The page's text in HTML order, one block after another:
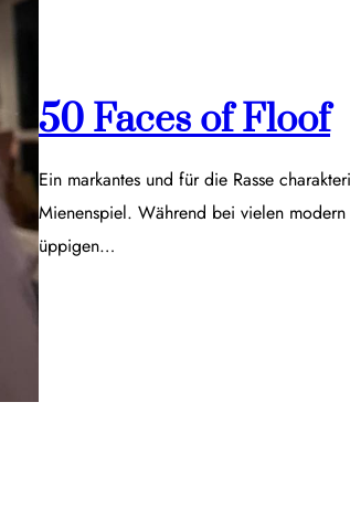
50 Faces of Floof
Ein markantes und für die Rasse
Mienenspiel. Während bei vielen
üppigen…